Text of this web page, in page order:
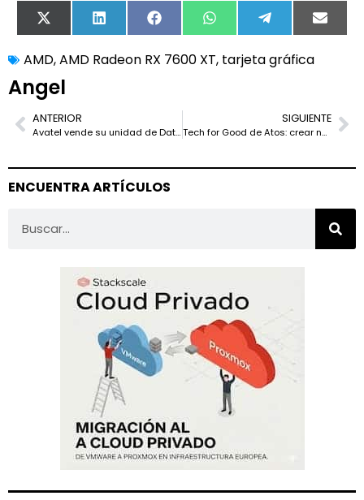
X
(Twitter)
LinkedIn FacebookWhatsApp TelegramEmail
AMD,AMD Radeon RX 7600 XT, tarjeta gráfica
Angel
ANTERIOR
Avatel vende su unidad de Data Center a ICG y Teras Capital en un movimiento estratégico
SIGUIENTE
Tech for Good de Atos: crear nuevas soluciones sostenibles en el lugar de trabajo
ENCUENTRA ARTÍCULOS